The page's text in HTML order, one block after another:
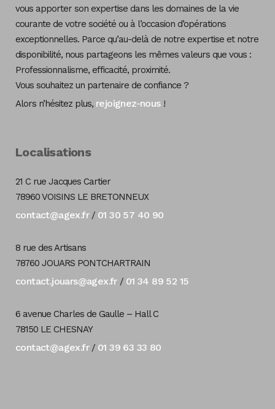
vous apporter son expertise dans les domaines de la vie
courante de votre société ou à l’occasion d’opérations
exceptionnelles. Parce qu’au-delà de notre expertise et notre
disponibilité, nous partageons les mêmes valeurs que vous :
Professionnalisme, efficacité, proximité.
Vous souhaitez un partenaire de confiance ?
Alors n’hésitez plus, rejoignez-nous!
Localisations
21 C rue Jacques Cartier
78960 VOISINS LE BRETONNEUX
contact@agex.fr/ 01 30 57 40 90
8 rue des Artisans
78760 JOUARS PONTCHARTRAIN
contact.jouars@agex.fr/ 01 34 89 52 15
6 avenue Charles de Gaulle – Hall C
78150 LE CHESNAY
contact@agex.fr/ 01 39 63 33 80